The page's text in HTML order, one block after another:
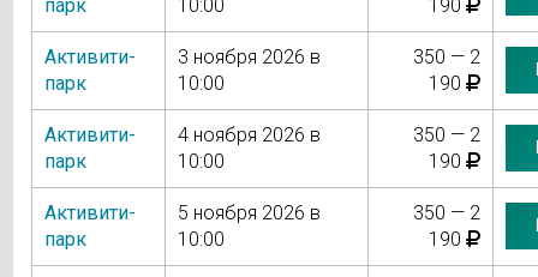
парк 10:00 190
Активити-
парк
3 ноября 2026 в
10:00
350 — 2
190
Активити-
парк
4 ноября 2026 в
10:00
350 — 2
190
Активити-
парк
5 ноября 2026 в
10:00
350 — 2
190